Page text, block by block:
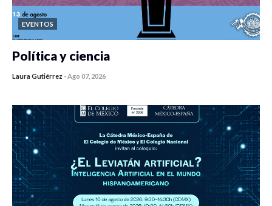
EVENTOS
Política y ciencia
Laura Gutiérrez -Ago 07, 2026